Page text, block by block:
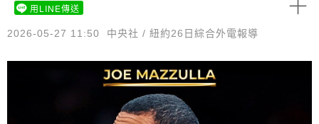
2026-05-27 11:50 中央社 / 紐約26日綜合外電報導
用LINE傳送